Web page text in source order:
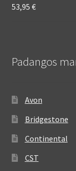
53,95 €
Padangos
Avon
Bridgestone
Continental
CST